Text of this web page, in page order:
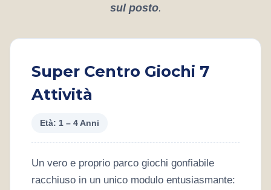
sul posto.
Super Centro Giochi 7
Attività
Età: 1 – 4 Anni
Un vero e proprio parco giochi gonfiabile
racchiuso in un unico modulo entusiasmante: